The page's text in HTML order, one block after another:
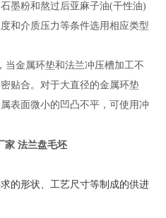
墨粉和熬过后亚麻子油(干性油)
和介质压力等条件选用相应类型
当金属环垫和法兰冲压槽加工不
贴合。对于大直径的金属环垫
表面微小的凹凸不平，可使用冲
家 法兰盘毛坯
的形状、工艺尺寸等制成的供进